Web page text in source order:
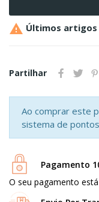
 Últimos
Partilhar
Ao comprar este
sistema de
Pagamento
O seu pagamento